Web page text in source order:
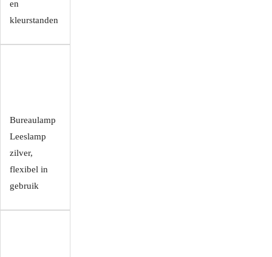
en
kleurstanden
Bureaulamp
Leeslamp
zilver,
flexibel in
gebruik